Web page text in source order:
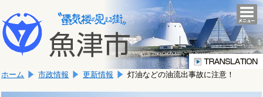
文
へ
移
ま
す。
こ
か
文
ホーム 市政情報 更新情報 灯油などの油流出事故に注意！